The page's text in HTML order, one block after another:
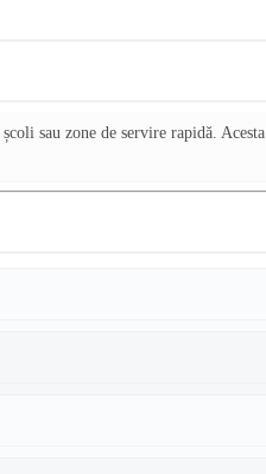
sau zone de servire rapidă. Acesta